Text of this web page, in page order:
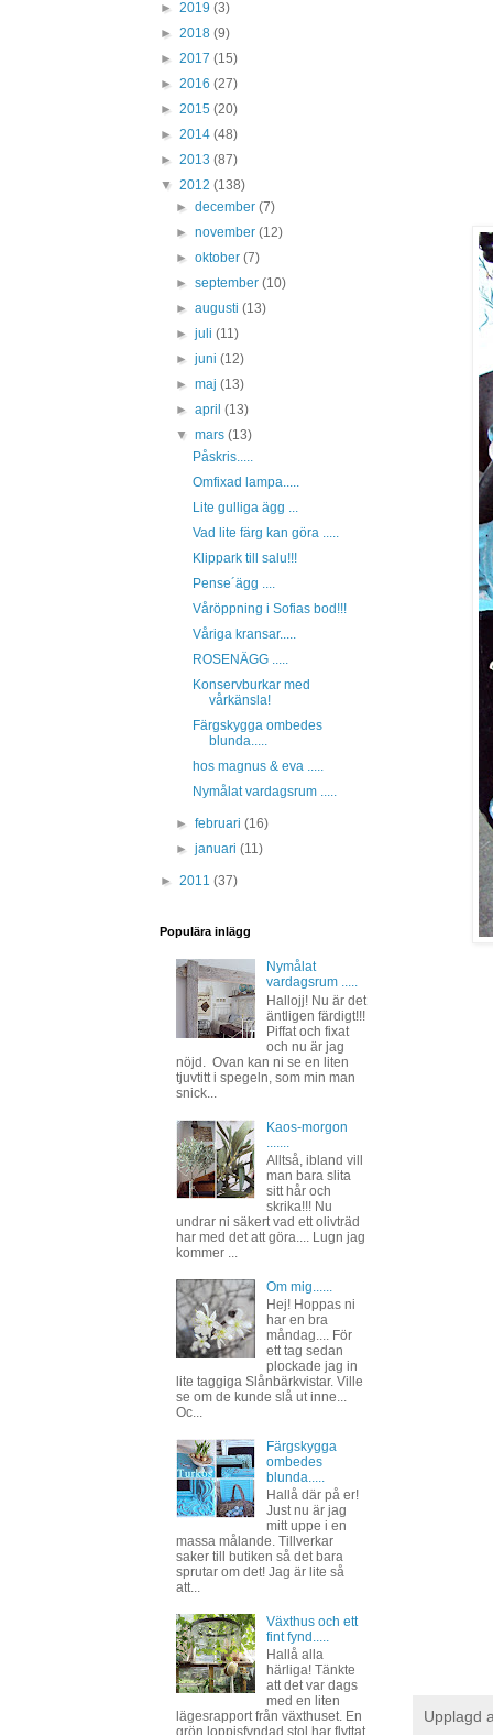
Upplagd
► 2019 (3)
► 2018 (9)
► 2017 (15)
► 2016 (27)
► 2015 (20)
► 2014 (48)
► 2013 (87)
▼ 2012 (138)
►december(7)
►november(12)
►oktober(7)
►september(10)
►augusti(13)
►juli(11)
►juni(12)
►maj(13)
►april(13)
▼mars(13)
Påskris.....
Omfixad lampa.....
Lite gulliga ägg ...
Vad lite färg kan göra .....
Klippark till salu!!!
Pense´ägg ....
Våröppning i Sofias bod!!!
Våriga kransar.....
ROSENÄGG .....
Konservburkar med
vårkänsla!
Färgskygga ombedes
blunda.....
hos magnus & eva .....
Nymålat vardagsrum .....
►februari(16)
►januari(11)
► 2011 (37)
Populära inlägg
Nymålat
vardagsrum .....
Hallojj! Nu är det
äntligen färdigt!!!
Piffat och fixat
och nu är jag
nöjd. Ovan kan ni se en liten
tjuvtitt i spegeln, som min man
snick...
Kaos-morgon
Alltså, ibland vill
man bara slita
sitt hår och
skrika!!! Nu
undrar ni säkert vad ett olivträd
har med det att göra.... Lugn jag
kommer ...
Om mig......
Hej! Hoppas ni
har en bra
måndag.... För
ett tag sedan
plockade jag in
lite taggiga Slånbärkvistar. Ville
se om de kunde slå ut inne...
Oc...
Färgskygga
ombedes
blunda.....
Hallå där på er!
Just nu är jag
mitt uppe i en
massa målande. Tillverkar
saker till butiken så det bara
sprutar om det! Jag är lite så
att...
Växthus och ett
fint fynd.....
Hallå alla
härliga! Tänkte
att det var dags
med en liten
lägesrapport från växthuset. En